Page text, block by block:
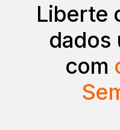
Liberte
dados
com